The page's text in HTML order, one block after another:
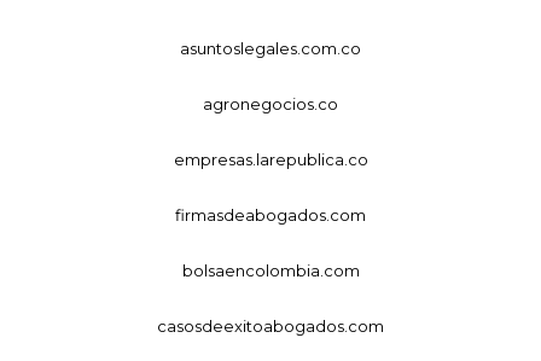
asuntoslegales.com.co
agronegocios.co
empresas.larepublica.co
firmasdeabogados.com
bolsaencolombia.com
casosdeexitoabogados.com